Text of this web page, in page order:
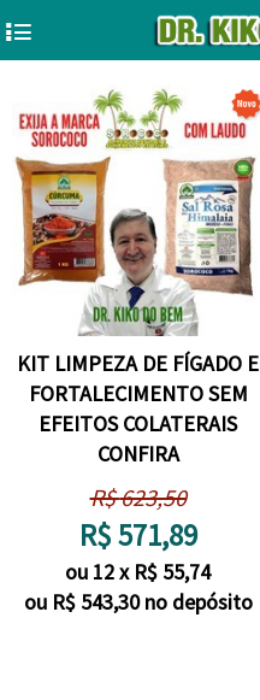
4
KIT LIMPEZA DE FÍGADO E
FORTALECIMENTO SEM
EFEITOS COLATERAIS
CONFIRA
R$623,50
R$571,89
ou 12x R$ 55,74
ou R$ 543,30 no depósito